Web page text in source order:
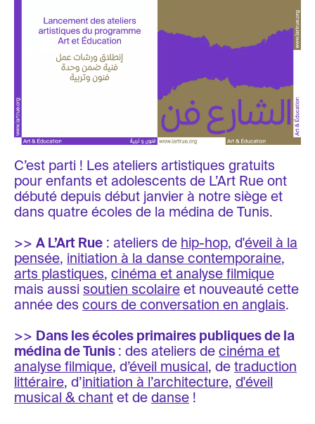
C’est parti ! Les ateliers artistiques gratuits
pour enfants et adolescents de L’Art Rue ont
débuté depuis début janvier à notre siège et
dans quatre écoles de la médina de Tunis.
>> A L’Art Rue : ateliers de hip-hop, d'éveil à la
pensée, initiation à la danse contemporaine,
arts plastiques, cinéma et analyse filmique
mais aussi soutien scolaire et nouveauté cette
année des cours de conversation en anglais.
>> Dans les écoles primaires publiques de la
médina de Tunis : des ateliers de cinéma et
analyse filmique, d’éveil musical , de traduction
littéraire, d’initiation à l’architecture, d'éveil
musical & chant et de danse !